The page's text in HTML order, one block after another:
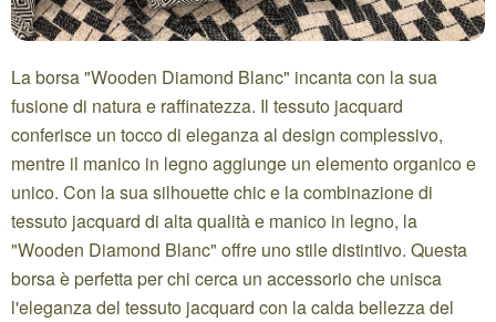
La borsa "Wooden Diamond Blanc" incanta con la sua
fusione di natura e raffinatezza. Il tessuto jacquard
conferisce un tocco di eleganza al design complessivo,
mentre il manico in legno aggiunge un elemento organico e
unico. Con la sua silhouette chic e la combinazione di
tessuto jacquard di alta qualità e manico in legno, la
"Wooden Diamond Blanc" offre uno stile distintivo. Questa
borsa è perfetta per chi cerca un accessorio che unisca
l'eleganza del tessuto jacquard con la calda bellezza del